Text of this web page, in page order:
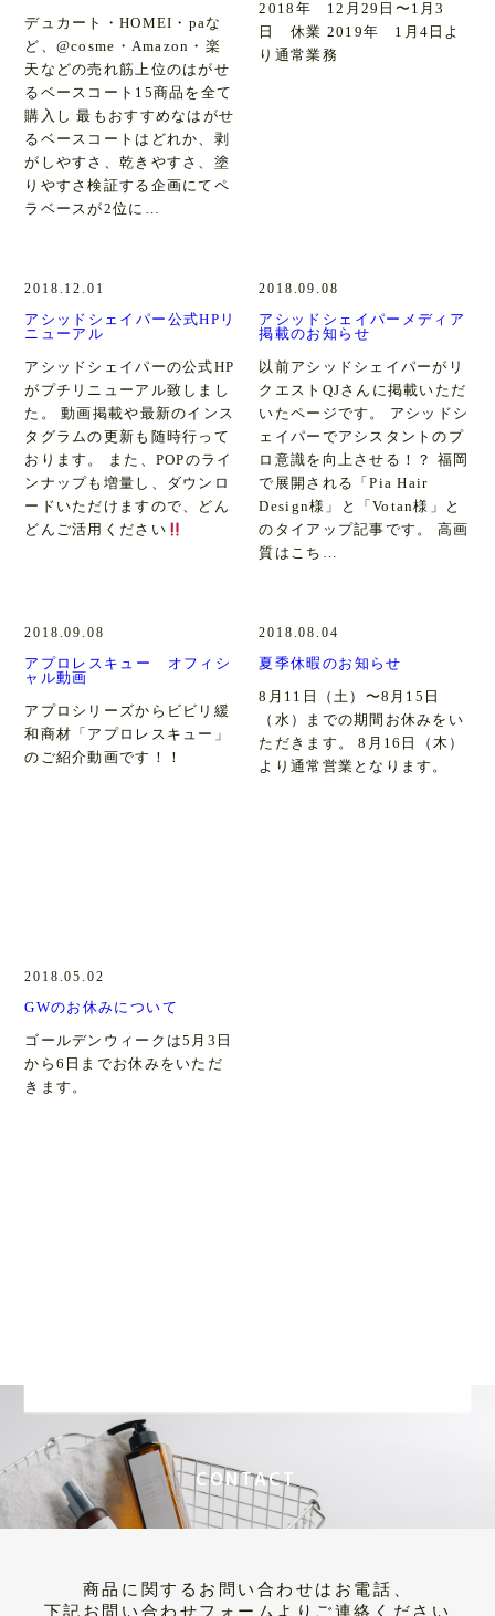
デュカート・HOMEI・paな
ど、@cosme・Amazon・楽
天などの売れ筋上位のはがせ
るベースコート15商品を全て
購入し 最もおすすめなはがせ
るベースコートはどれか、剥
がしやすさ、乾きやすさ、塗
りやすさ検証する企画にてペ
ラベースが2位に…
2018年 12月29日〜1月3
日 休業 2019年 1月4日よ
り通常業務
2018.12.01
アシッドシェイパー公式HPリ
ニューアル
アシッドシェイパーの公式HP
がプチリニューアル致しまし
た。 動画掲載や最新のインス
タグラムの更新も随時行って
おります。 また、POPのライ
ンナップも増量し、ダウンロ
ードいただけますので、どん
どんご活用ください
2018.09.08
アシッドシェイパーメディア
掲載のお知らせ
以前アシッドシェイパーがリ
クエストQJさんに掲載いただ
いたページです。 アシッドシ
ェイパーでアシスタントのプ
ロ意識を向上させる！？ 福岡
で展開される「Pia Hair
Design様」と「Votan様」と
のタイアップ記事です。 高画
質はこち…
2018.09.08
アプロレスキュー オフィシ
ャル動画
アプロシリーズからビビリ緩
和商材「アプロレスキュー」
のご紹介動画です！！
2018.08.04
夏季休暇のお知らせ
8月11日（土）〜8月15日
（水）までの期間お休みをい
ただきます。 8月16日（木）
より通常営業となります。
2018.05.02
GWのお休みについて
ゴールデンウィークは5月3日
から6日までお休みをいただ
きます。
CONTACT
商品に関するお問い合わせはお電話、
下記お問い合わせフォームよりご連絡ください